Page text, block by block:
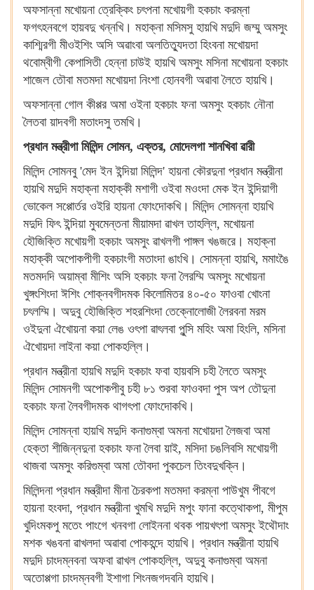
অফসান্না মখোয়না ত্রেক্কিং চৎপনা মখোয়গী হকচাং করম্না
ফগৎহনবগে হায়বদু খন্নখি। মহাক্না মসিমসু হায়খি মদুদি জম্মু অমসুং
কাশ্মিরগী মীওইশিং অসি অৱাংবা অলতিত্যুদতা হিংবনা মখোয়দা
থবোম্বীগী কেপাসিতী হেন্না চাউই হায়খি অমসুং মসিনা মখোয়না হকচাং
শাজেল তৌবা মতমদা মখোয়দা নিংশা হোনবগী অৱাবা লৈতে হায়খি।
অফসান্না গোল কীপ্পর অমা ওইনা হকচাং ফনা অমসুং হকচাং নৌনা
লৈতবা য়াদবগী মতাংদসু তমখি।
প্রধান মন্ত্রীগা মিলিন্দ সোমন, এক্তর, মোদেলগা শানখিবা ৱারী
মিলিন্দ সোমনবু 'মেদ ইন ইন্দিয়া মিলিন্দ' হায়না কৌরদুনা প্রধান মন্ত্রীনা
হায়খি মদুদি মহাক্না মহাক্কী মশাগী ওইবা মওংদা মেক ইন ইন্দিয়াগী
ভোকেল সপ্পোর্তর ওইরি হায়না ফোংদোকখি। মিলিন্দ সোমন্না হায়খি
মদুদি ফিৎ ইন্দিয়া মুবমেন্তনা মীয়ামদা ৱাখল তাহল্লি, মখোয়না
হৌজিক্তি মখোয়গী হকচাং অমসুং ৱাখলগী পাঙ্গল খঙজরে। মহাক্না
মহাক্কী অপোকপীগী হকচাংগী মতাংদা ঙাংখি। সোমন্না হায়খি, মমাংঙৈ
মতমদদি অয়াম্বা মীশিং অসি হকচাং ফনা লৈরম্মি অমসুং মখোয়না
খুঙ্গংশিংদা ঈশিং শোক্নবগীদমক কিলোমিতর ৪০-৫০ ফাওবা খোংনা
চৎলম্মি। অদুবু হৌজিক্তি শহরশিংদা তেক্নোলোজী লৈরবনা মরম
ওইদুনা ঐখোয়না কয়া লেঙ ওৎপা ৱাৎলবা পুন্সি মহিং অমা হিংলি, মসিনা
ঐখোয়দা লাইনা কয়া পোকহল্লি।
প্রধান মন্ত্রীনা হায়খি মদুদি হকচাং ফবা হায়বসি চহী লৈতে অমসুং
মিলিন্দ সোমনগী অপোকপীবু চহী ৮১ শুরবা ফাওবদা পুস অপ তৌদুনা
হকচাং ফনা লৈবগীদমক থাগৎপা ফোংদোকখি।
মিলিন্দ সোমন্না হায়খি মদুদি কনাগুম্বা অমনা মখোয়দা লৈজবা অমা
হেক্তা শীজিন্নদুনা হকচাং ফনা লৈবা য়াই, মসিদা চঙলিবসি মখোয়গী
থাজবা অমসুং করিগুম্বা অমা তৌবদা পুকচেল তিংবদুখক্নি।
মিলিন্দনা প্রধান মন্ত্রীদা মীনা চৈরকপা মতমদা করম্না পাউখুম পীবগে
হায়না হংবদা, প্রধান মন্ত্রীনা খুমখি মদুদি মপুং ফানা কত্থোকপা, মীপুম
খুদিংমকপু মতেং পাংগে খনবগা লোইননা থবক পায়খৎপা অমসুং ইথৌদাং
মশক খঙবনা ৱাখলদা অৱাবা পোকহন্দে হায়খি। প্রধান মন্ত্রীনা হায়খি
মদুদি চাংদম্নবনা অফবা ৱাখল পোকহল্লি, অদুবু কনাগুম্বা অমনা
অতোপ্পগা চাংদম্নবগী ইশাগা শিংনজগদবনি হায়খি।